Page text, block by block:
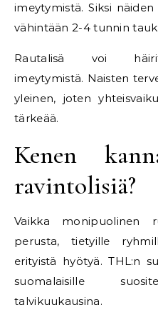
imeytymistä. Siksi
vähintään 2-4 tunnin
Rautalisä voi
imeytymistä. Naisten
yleinen, joten
tärkeää.
Kenen
ravintolisiä?
Vaikka monipuolinen
perusta, tietyille
erityistä hyötyä. THL:n
suomalaisille
talvikuukausina.